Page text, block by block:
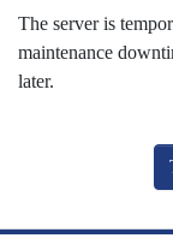
The server is
maintenance
later.